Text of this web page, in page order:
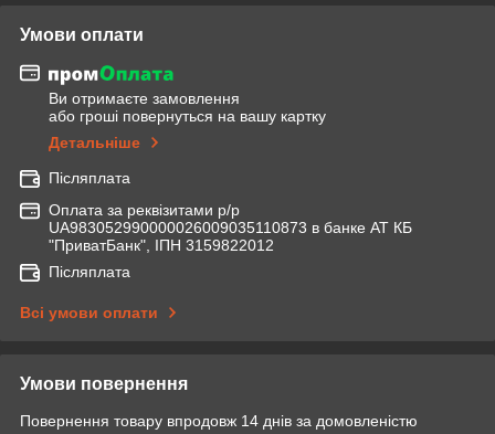
Умови оплати
Ви отримаєте замовлення
або гроші повернуться на вашу картку
Детальніше
Післяплата
Оплата за реквізитами р/р
UA983052990000026009035110873 в банке АТ КБ
"ПриватБанк", ІПН 3159822012
Післяплата
Всі умови оплати
Умови повернення
Повернення товару впродовж 14 днів за домовленістю